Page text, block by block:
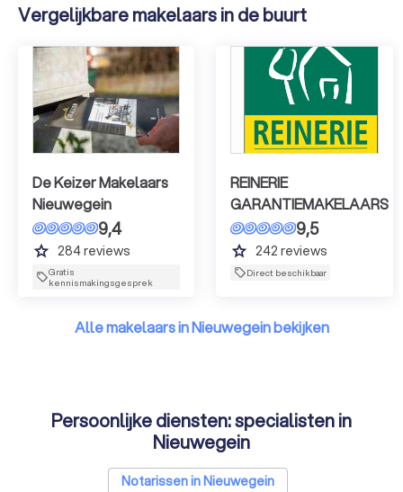
Vergelijkbare makelaars in de buurt
De Keizer Makelaars
Nieuwegein
9,4
grade 284reviews
Gratis
kennismakingsgesprek
REINERIE
GARANTIEMAKELAARS
9,5
grade 242 reviews
Direct beschikbaar
Alle makelaars in Nieuwegein bekijken
Persoonlijke diensten: specialisten in
Nieuwegein
Notarissen in Nieuwegein